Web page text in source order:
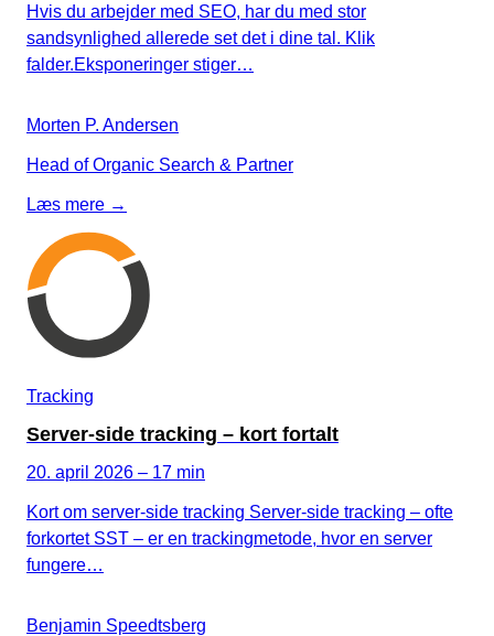
Hvis du arbejder med SEO, har du med stor
sandsynlighed allerede set det i dine tal. Klik
falder.Eksponeringer stiger…
Morten P. Andersen
Head of Organic Search & Partner
Læs mere →
Tracking
Server-side tracking – kort fortalt
20. april 2026 – 17 min
Kort om server-side tracking Server-side tracking – ofte
forkortet SST – er en trackingmetode, hvor en server
fungere…
Benjamin Speedtsberg